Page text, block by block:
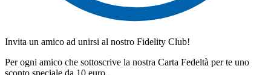
Invita un amico ad unirsi al nostro Fidelity Club!
Per ogni amico che sottoscrive la nostra Carta Fedeltà per te uno
sconto speciale da 10 euro.